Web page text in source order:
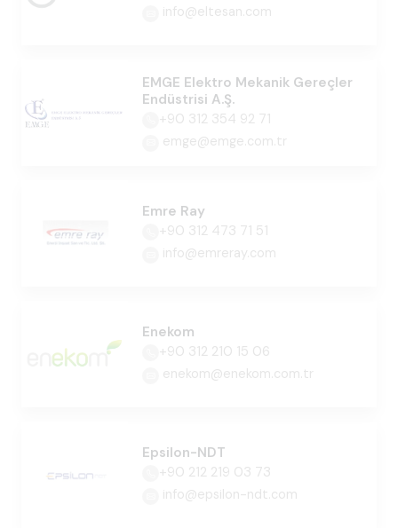
info@eltesan.com
EMGE Elektro Mekanik Gereçler
Endüstrisi A.Ş.
+90 312 354 92 71
emge@emge.com.tr
Emre Ray
+90 312 473 71 51
info@emreray.com
Enekom
+90 312 210 15 06
enekom@enekom.com.tr
Epsilon-NDT
+90 212 219 03 73
info@epsilon-ndt.com